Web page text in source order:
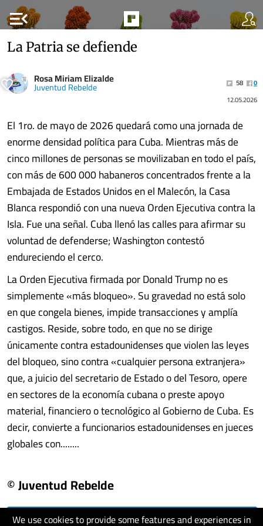
menu_open
We use cookies to provide some features and experiences in
La Patria se defiende
Rosa Miriam Elizalde
Juventud Rebelde 58
0
12.05.2026
El 1ro. de mayo de 2026 quedará como una jornada de
enorme densidad política para Cuba. Mientras más de
cinco millones de personas se movilizaban en todo el país,
con más de 600 000 habaneros concentrados frente a la
Embajada de Estados Unidos en el Malecón, la Casa
Blanca respondió con una nueva Orden Ejecutiva contra la
Isla. Fue una señal. Cuba llenó las calles para afirmar su
voluntad de defenderse; Washington contestó
endureciendo el cerco.
La Orden Ejecutiva firmada por Donald Trump no es
simplemente «más bloqueo». Su gravedad no está solo
en que congela bienes, impide transacciones y amplía
castigos. Reside, sobre todo, en que no se dirige
únicamente contra estadounidenses que violen las leyes
del bloqueo, sino contra «cualquier persona extranjera»
que, a juicio del secretario de Estado o del Tesoro, opere
en sectores de la economía cubana o preste apoyo
material, financiero o tecnológico al Gobierno de Cuba. Es
decir, convierte a funcionarios estadounidenses en jueces
globales con........
© Juventud Rebelde